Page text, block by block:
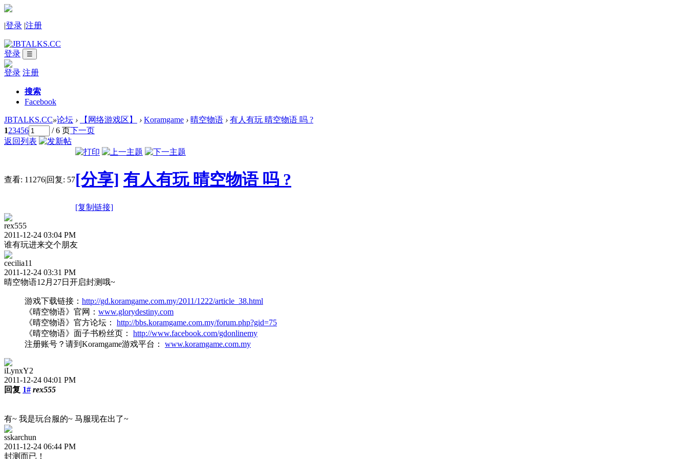
|登录 |注册
登录 ☰
登录 注册
搜索
Facebook
JBTALKS.CC»论坛 › 【网络游戏区】 › Koramgame › 晴空物语 › 有人有玩 晴空物语 吗 ?
123456 / 6 页下一页
返回列表
查看: 11276|回复: 57[分享] 有人有玩 晴空物语 吗 ?
[复制链接]
rex555
2011-12-24 03:04 PM
谁有玩进来交个朋友
cecilia11
2011-12-24 03:31 PM
晴空物语12月27日开启封测哦~
游戏下载链接： http://gd.koramgame.com.my/2011/1222/article_38.html
《晴空物语》官网： www.glorydestiny.com
《晴空物语》官方论坛： http://bbs.koramgame.com.my/forum.php?gid=75
《晴空物语》面子书粉丝页： http://www.facebook.com/gdonlinemy
注册账号？请到Koramgame游戏平台： www.koramgame.com.my
iLynxY2
2011-12-24 04:01 PM
回复 1# rex555
有~ 我是玩台服的~ 马服现在出了~
sskarchun
2011-12-24 06:44 PM
封测而已！